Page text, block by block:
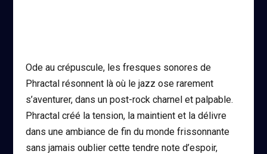
Ode au crépuscule, les fresques sonores de
Phractal résonnent là où le jazz ose rarement
s’aventurer, dans un post-rock charnel et palpable.
Phractal créé la tension, la maintient et la délivre
dans une ambiance de fin du monde frissonnante
sans jamais oublier cette tendre note d’espoir,